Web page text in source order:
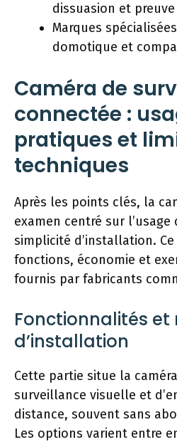
dissuasion et
Marques
domotique et
Caméra de
connectée :
pratiques et
techniques
Après les points clés, la
examen centré sur
simplicité d’installation.
fonctions, économie et
fournis par fabricants
Fonctionnalités et
d’installation
Cette partie situe la
surveillance visuelle et
distance, souvent sans
Les options varient entre